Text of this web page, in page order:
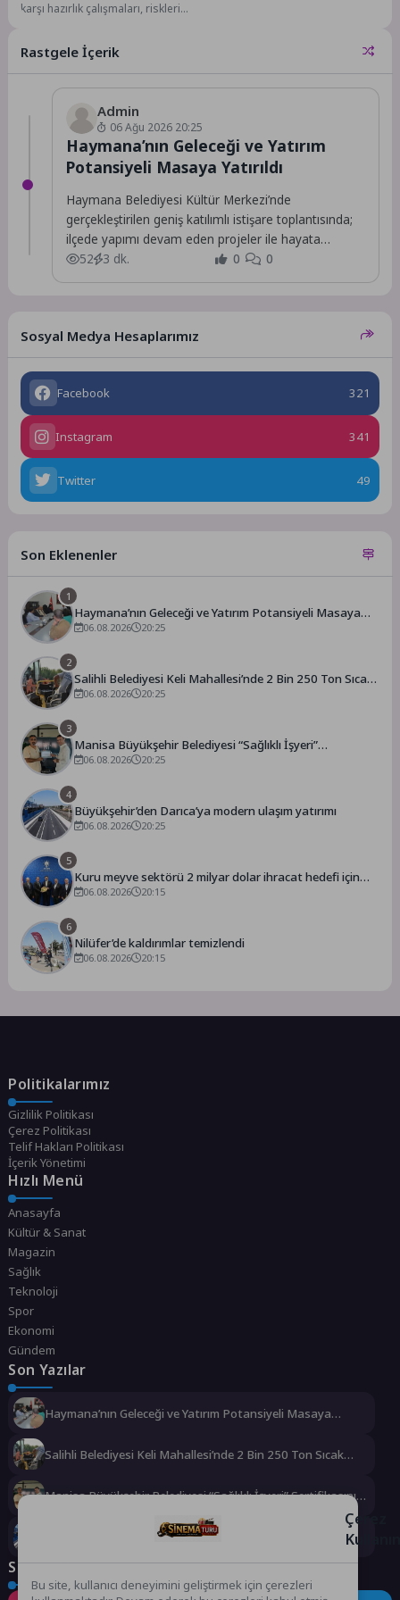
karşı hazırlık çalışmaları, riskleri
Rastgele İçerik
Admin
06 Ağu 2026 20:25
Haymana’nın Geleceği ve Yatırım
Potansiyeli Masaya Yatırıldı
Haymana Belediyesi Kültür Merkezi’nde
gerçekleştirilen geniş katılımlı istişare toplantısında;
ilçede yapımı devam eden projeler ile hayata
geçirilmesi planlanan yeni yatırımlar,...
52 3 dk. 0 0
Sosyal Medya Hesaplarımız
Facebook 321
Instagram 341
Twitter 49
Son Eklenenler
1
Haymana’nın Geleceği ve Yatırım Potansiyeli Masaya
Yatırıldı
06.08.2026 20:25
2
Salihli Belediyesi Keli Mahallesi’nde 2 Bin 250 Ton Sıcak
Asfalt Çalışmasını Tamamladı
06.08.2026 20:25
3
Manisa Büyükşehir Belediyesi “Sağlıklı İşyeri”
Sertifikasını Aldı
06.08.2026 20:25
4
Büyükşehir’den Darıca’ya modern ulaşım yatırımı
06.08.2026 20:25
5
Kuru meyve sektörü 2 milyar dolar ihracat hedefi için
Ankara’dan destek istedi
06.08.2026 20:15
6
Nilüfer’de kaldırımlar temizlendi
06.08.2026 20:15
Politikalarımız
Gizlilik Politikası
Çerez Politikası
Telif Hakları Politikası
İçerik Yönetimi
Hızlı Menü
Anasayfa
Kültür & Sanat
Magazin
Sağlık
Teknoloji
Spor
Ekonomi
Gündem
Son Yazılar
Haymana’nın Geleceği ve Yatırım Potansiyeli Masaya
Salihli Belediyesi Keli Mahallesi’nde 2 Bin 250 Ton Sıcak
Manisa Büyükşehir Belediyesi “Sağlıklı İşyeri” Sertifikasını
Büyükşehir’den Darıca’ya modern ulaşım yatırımı
Sosyal Medya
Çerez
Bu site, kullanıcı deneyimini geliştirmek için çerezleri